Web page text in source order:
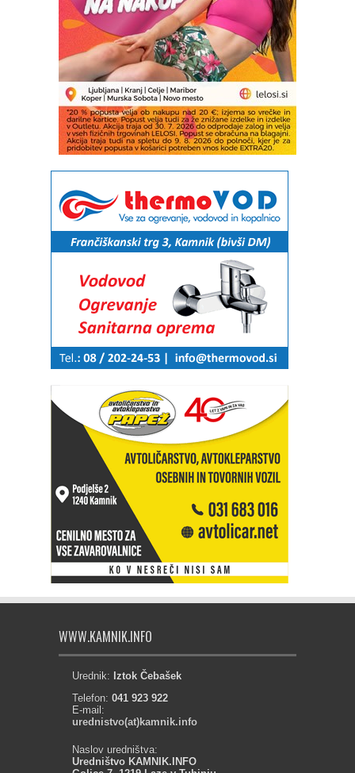
WWW.KAMNIK.INFO
Urednik: Iztok Čebašek
Telefon: 041 923 922
E-mail:
urednistvo(at)kamnik.info
Naslov uredništva:
Uredništvo KAMNIK.INFO